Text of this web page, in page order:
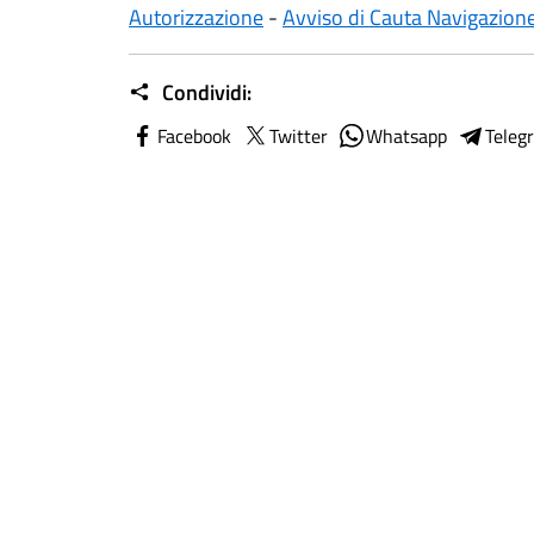
Autorizzazione-Avviso di Cauta
Condividi:
Facebook Twitter Whatsapp